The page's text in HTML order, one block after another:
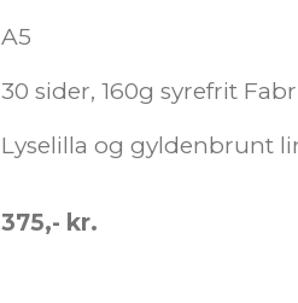
A5
30 sider, 160g syrefrit
Lyselilla og gyldenbrunt
375,- kr.